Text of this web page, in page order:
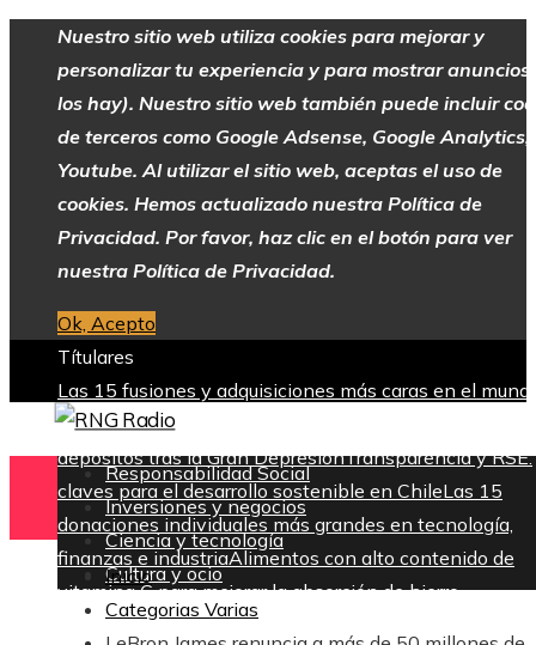
Nuestro sitio web utiliza cookies para mejorar y
personalizar tu experiencia y para mostrar anuncios
los hay). Nuestro sitio web también puede incluir
de terceros como Google Adsense, Google Analytics,
Youtube. Al utilizar el sitio web, aceptas el uso de
cookies. Hemos actualizado nuestra Política de
Privacidad. Por favor, haz clic en el botón para ver
nuestra Política de Privacidad.
Ok, Acepto
Títulares
Las 15 fusiones y adquisiciones más caras en el
empresarialLa creación del sistema federal de
depósitos tras la Gran DepresiónTransparencia y RSE:
claves para el desarrollo sostenible en ChileLas 15
donaciones individuales más grandes en tecnología,
finanzas e industriaAlimentos con alto contenido de
vitamina C para mejorar la absorción de hierro
domingo, agosto 9
Responsabilidad Social
Inversiones y negocios
Ciencia y tecnología
Cultura y ocio
Inicio
Categorias Varias